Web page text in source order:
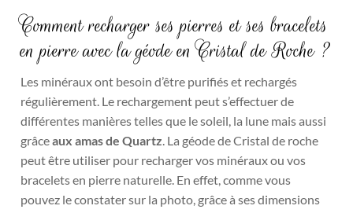
Comment recharger ses pierres et ses bracelets
en pierre avec la géode en Cristal de Roche ?
Les minéraux ont besoin d’être purifiés et rechargés
régulièrement. Le rechargement peut s’effectuer de
différentes manières telles que le soleil, la lune mais aussi
grâceaux amas de Quartz. La géode de Cristal de roche
peut être utiliser pour recharger vos minéraux ou vos
bracelets en pierre naturelle. En effet, comme vous
pouvez le constater sur la photo, grâce à ses dimensions